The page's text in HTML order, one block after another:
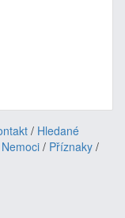
/ Hledané
Nemoci / Příznaky /